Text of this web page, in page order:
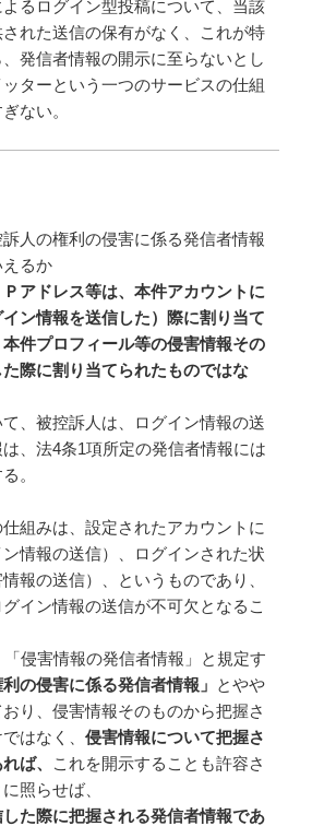
ログイン型投稿について、当該
れた送信の保有がなく、これが特
発信者情報の開示に至らないとし
ターという一つのサービスの仕組
ない。
訴人の権利の侵害に係る発信者情報
るか
アドレス等は、本件アカウントに
ン情報を送信した）際に割り当て
件プロフィール等の侵害情報その
際に割り当てられたものではな
被控訴人は、ログイン情報の送
、法4条1項所定の発信者情報には
。
みは、設定されたアカウントに
情報の送信）、ログインされた状
報の送信）、というものであり、
イン情報の送信が不可欠となるこ
害情報の発信者情報」と規定す
利の侵害に係る発信者情報」 とやや
り、侵害情報そのものから把握さ
はなく、 侵害情報について把握さ
ば、
これを開示することも許容さ
照らせば、
た際に把握される発信者情報であ